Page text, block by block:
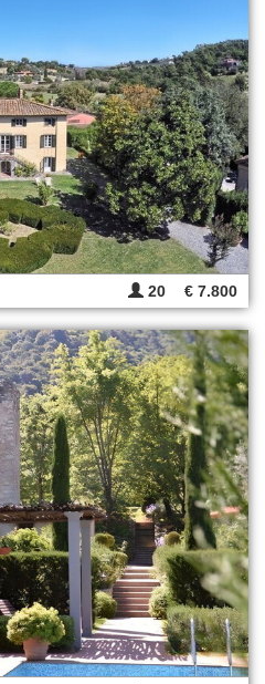
20 € 7.800